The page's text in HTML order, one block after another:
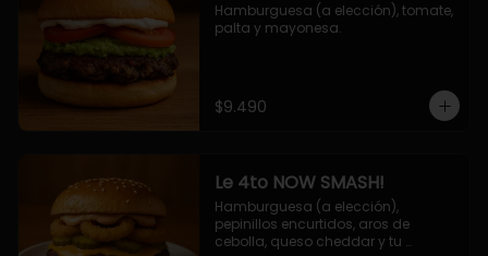
Hamburguesa (a elección), tomate,
palta y mayonesa.
$9.490
Le 4to NOW SMASH!
Hamburguesa (a elección),
pepinillos encurtidos, aros de
cebolla, queso cheddar y tu